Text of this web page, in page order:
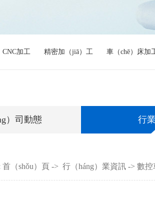
CNC加工 精密加（jiā）工 車（chē）床加
）司動態 行
首（shǒu）頁 -> 行（háng）業資訊 -> 數